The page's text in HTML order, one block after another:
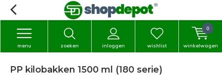
zoeken inloggen
menu wishlist winkelwagen
0
PP kilobakken 1500 ml (180 serie)